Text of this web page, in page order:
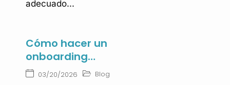
adecuado...
Cómo hacer un
onboarding
organizacional
03/20/2026 Blog